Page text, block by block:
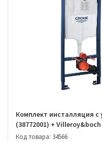
Комплект инсталляция с
(38772001) +
(5663RS01)
Код товара: 34566